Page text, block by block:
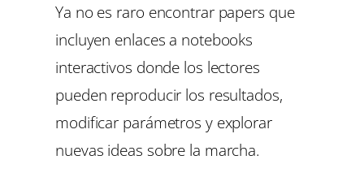
Ya no es raro encontrar papers que
incluyen enlaces a notebooks
interactivos donde los lectores
pueden reproducir los resultados,
modificar parámetros y explorar
nuevas ideas sobre la marcha.